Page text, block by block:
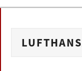
BUNDESTAG